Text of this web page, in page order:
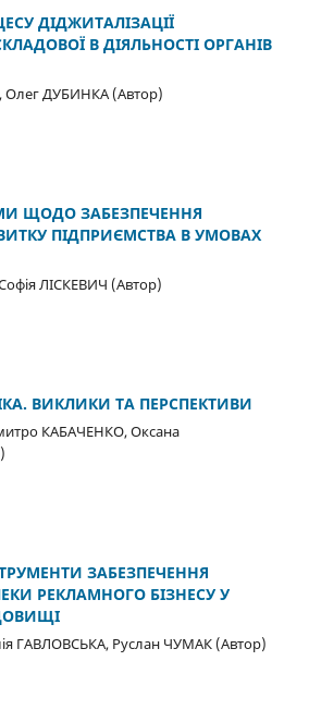
ДІДЖИТАЛІЗАЦІЇ
В ДІЯЛЬНОСТІ ОРГАНІВ
ДУБИНКА (Автор)
ЩОДО ЗАБЕЗПЕЧЕННЯ
ПІДПРИЄМСТВА В УМОВАХ
ЛІСКЕВИЧ (Автор)
ВИКЛИКИ ТА ПЕРСПЕКТИВИ
КАБАЧЕНКО, Оксана
ЗАБЕЗПЕЧЕННЯ
РЕКЛАМНОГО БІЗНЕСУ У
ГАВЛОВСЬКА, Руслан ЧУМАК (Автор)